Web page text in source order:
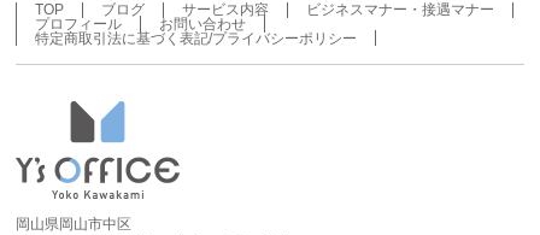
TOP ブログ サービス内容
ビジネスマナー・接遇マナー
プロフィール
お問い合わせ
特定商取引法に基づく表記/プライバシーポリシー
岡山県岡山市中区